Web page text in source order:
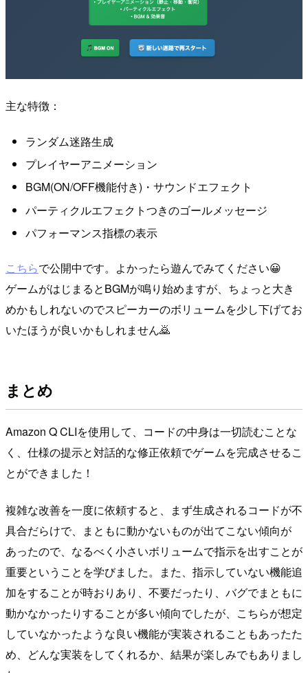
主な特徴：
ランダム迷路生成
プレイヤーアニメーション
BGM(ON/OFF機能付き)・サウンドエフェクト
パーティクルエフェクトつきのゴールメッセージ
パフォーマンス指標の表示
こちらで公開中です。よかったら遊んでみてください😀
ゲームがはじまるとBGMが鳴り始めますが、ちょっと大き
めかもしれないのでスピーカーのボリュームを少し下げてお
いたほうが良いかもしれません🙇
まとめ
Amazon Q CLIを使用して、コードの中身は一切読むことな
く、仕様の提示と対話的な修正依頼でゲームを完成させるこ
とができました！
複雑な改善を一度に依頼すると、まず生成されるコードが不
具合だらけで、まともに動かないものが出てこない傾向が
あったので、なるべく小さいボリュームで指示を出すことが
重要ということを学びました。また、指示していない機能追
加をすることが時おりあり、不要だったり、バグでまともに
動かなかったりすることが多い傾向でしたが、こちらが想定
していなかったような良い機能が実装されることもあったた
め、どんな実装をしてくれるか、結果が楽しみでもありまし